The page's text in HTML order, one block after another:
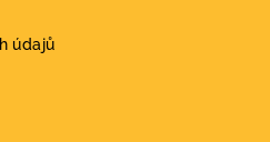
údajů